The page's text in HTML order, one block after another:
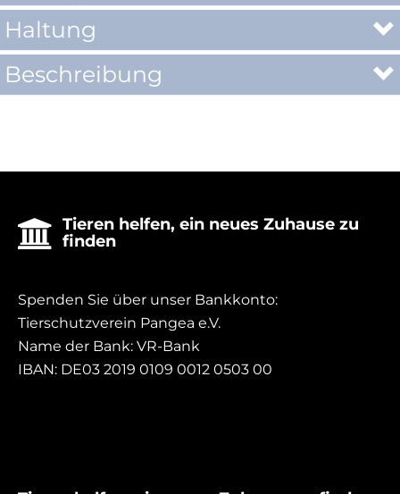
Haltung
Beschreibung
 Tieren helfen, ein neues Zuhause zu
finden
Spenden Sie über unser Bankkonto:
Tierschutzverein Pangea e.V.
Name der Bank: VR-Bank
IBAN: DE03 2019 0109 0012 0503 00